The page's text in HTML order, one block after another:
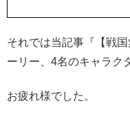
それでは当記事『【戦
ーリー、4名のキャラク
お疲れ様でした。